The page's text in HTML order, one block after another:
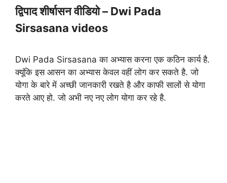
द्विपाद शीर्षासन वीडियो – Dwi Pada
Sirsasana videos
Dwi Pada Sirsasana का अभ्यास करना एक कठिन कार्य है.
क्यूंकि इस आसन का अभ्यास केवल वहीं लोग कर सकते है. जो
योगा के बारे में अच्छी जानकारी रखते है और काफी सालों से योगा
करते आए हो. जो अभी नए नए लोग योगा कर रहे है.